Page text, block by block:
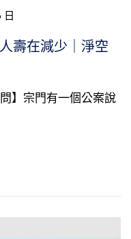
日
壽在減少｜淨空
】宗門有一個公案說